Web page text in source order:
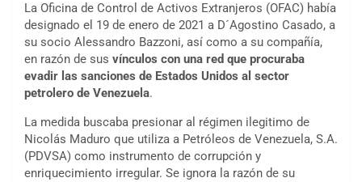
La Oficina de Control de Activos Extranjeros (OFAC) había
designado el 19 de enero de 2021 a D´Agostino Casado, a
su socio Alessandro Bazzoni, así como a su compañía,
en razón de sus vínculos con una red que procuraba
evadir las sanciones de Estados Unidos al sector
petrolero de Venezuela.
La medida buscaba presionar al régimen ilegitimo de
Nicolás Maduro que utiliza a Petróleos de Venezuela, S.A.
(PDVSA) como instrumento de corrupción y
enriquecimiento irregular. Se ignora la razón de su